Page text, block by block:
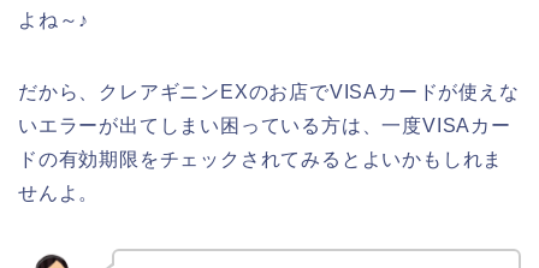
よね～♪
だから、クレアギニンEXのお店でVISAカードが使えな
いエラーが出てしまい困っている方は、一度VISAカー
ドの有効期限をチェックされてみるとよいかもしれま
せんよ。